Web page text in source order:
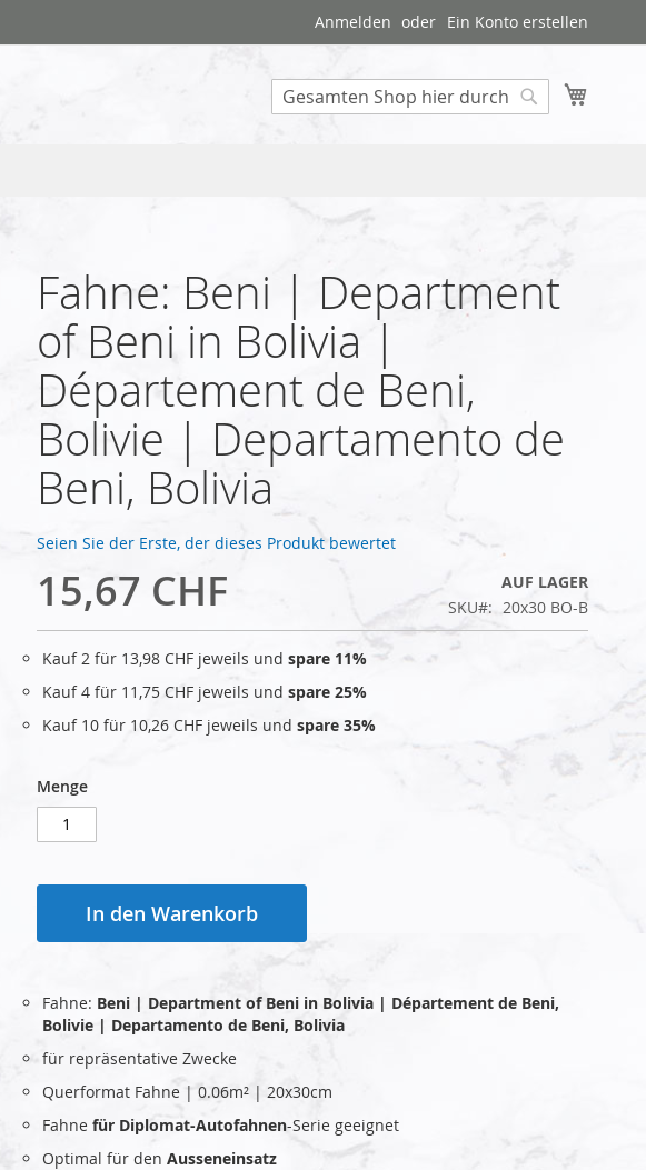
Anmelden Ein Konto erstellen
Fahne: Beni | Department
of Beni in Bolivia |
Département de Beni,
Bolivie | Departamento de
Beni, Bolivia
Seien Sie der Erste, der dieses Produkt bewertet
15,67 CHF
AUF LAGER
SKU
20x30 BO-B
Kauf 2 für 13,98 CHF jeweils und spare 11%
Kauf 4 für 11,75 CHF jeweils und spare 25%
Kauf 10 für 10,26 CHF jeweils und spare 35%
Menge
In den Warenkorb
Fahne: Beni | Department of Beni in Bolivia | Département de Beni,
Bolivie | Departamento de Beni, Bolivia
für repräsentative Zwecke
Querformat Fahne | 0.06m² | 20x30cm
Fahne für Diplomat-Autofahnen-Serie geeignet
Optimal für den Ausseneinsatz